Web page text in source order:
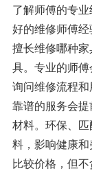
了解师傅的专业
好的维修师傅经
擅长维修哪种
具。专业的师傅
询问维修流程
靠谱的服务会
材料。环保、
料，影响健康和
比较价格，但